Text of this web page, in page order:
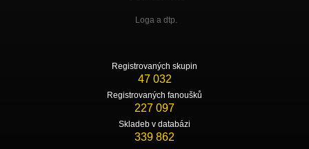
Loga a dtp.
Registrovaných skupin
47 032
Registrovaných fanoušků
227 097
Skladeb v databázi
339 862